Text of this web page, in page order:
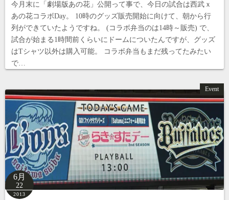
今月末に「劇場版あの花」公開って事で、今日の試合は西武ｘ
あの花コラボDay。 10時のグッズ販売開始に向けて、朝から行
列ができていたようですね。 (コラボ弁当のは14時～販売) で、
試合が始まる1時間前くらいにドームについたんですが、グッズ
はTシャツ以外は購入可能。 コラボ弁当もまだ残ってたみたい
で…
Event
6月
22
2013